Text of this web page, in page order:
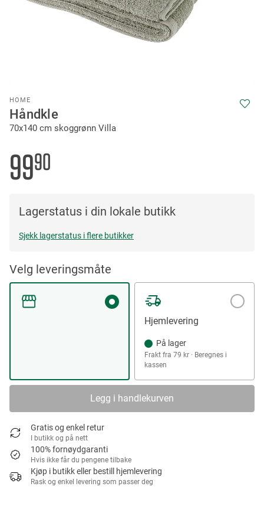
HOME
Håndkle
70x140 cm skoggrønn Villa
9990
Lagerstatus i din lokale butikk
Sjekk lagerstatus i flere butikker
Velg leveringsmåte
Hjemlevering
På lager
Frakt fra 79 kr · Beregnes i
kassen
Legg i handlekurven
Gratis og enkel retur
I butikk og på nett
100% fornøydgaranti
Hvis ikke får du pengene tilbake
Kjøp i butikk eller bestill hjemlevering
Rask og enkel levering som passer deg
to
the
beginning
the
images
gallery